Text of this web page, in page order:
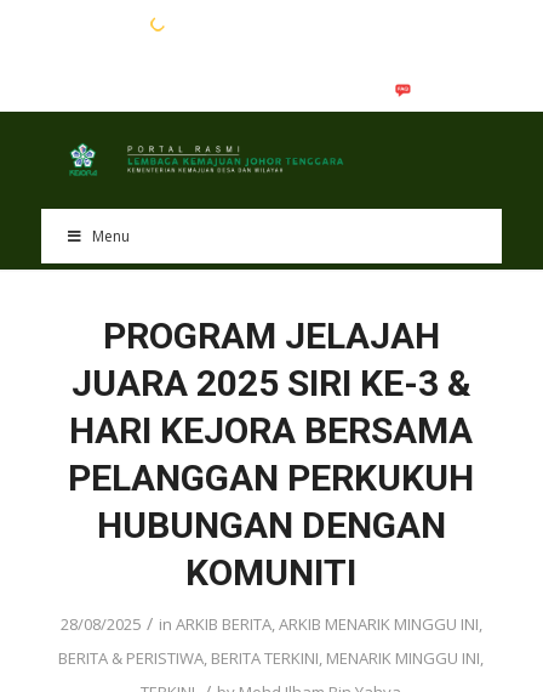
Menu
PROGRAM JELAJAH
JUARA 2025 SIRI KE-3 &
HARI KEJORA BERSAMA
PELANGGAN PERKUKUH
HUBUNGAN DENGAN
KOMUNITI
28/08/2025 / in ARKIB BERITA,ARKIB MENARIK MINGGU INI,
BERITA & PERISTIWA, BERITA TERKINI, MENARIK MINGGU INI,